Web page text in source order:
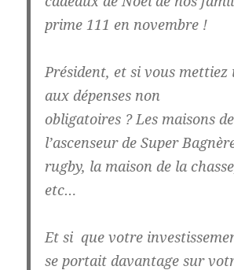
prime 111 en novembre !
Président, et si vous
aux dépenses non
obligatoires ? Les maisons
l’ascenseur de Super
rugby, la maison de la
etc…
Et si que votre
se portait davantage sur